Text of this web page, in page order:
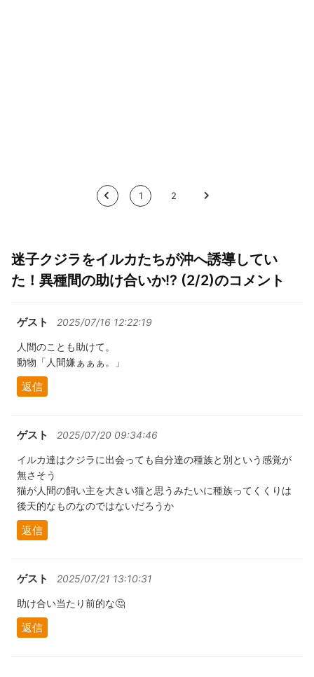
< 1 2 >
迷子クジラをイルカたちが沖へ誘導してい
た！異種間の助け合いか!? (2/2)のコメント
ゲスト 2025/07/16 12:22:19
人間のことも助けて。
動物「人間嫌ぁぁぁ。」
返信
ゲスト 2025/07/20 09:34:46
イルカ達はクジラに出会っても自分達の種族と別という感覚が
無さそう
猫が人間の飼い主を大きい猫と思うみたいに種族ってくくりは
後天的なものなのではないだろうか
返信
ゲスト 2025/07/21 13:10:31
助け合い当たり前的な🤔
返信